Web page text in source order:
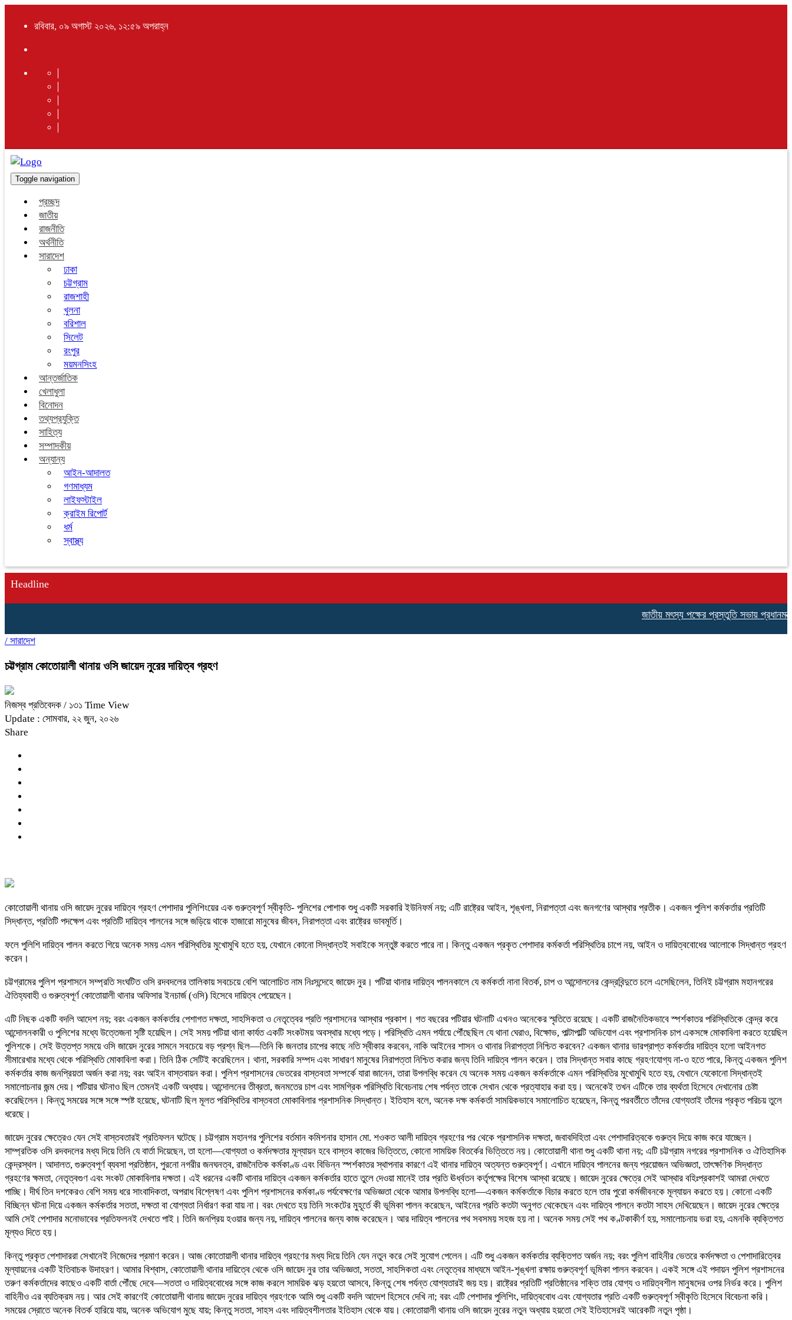
রবিবার, ০৯ অগাস্ট ২০২৬, ১২:৫৯ অপরাহ্ন
Toggle navigation
প্রচ্ছদ
জাতীয়
রাজনীতি
অর্থনীতি
সারাদেশ
ঢাকা
চট্টগ্রাম
রাজশাহী
খুলনা
বরিশাল
সিলেট
রংপুর
ময়মনসিংহ
আন্তর্জাতিক
খেলাধুলা
বিনোদন
তথ্যপ্রযুক্তি
সাহিত্য
সম্পাদকীয়
অন্যান্য
আইন-আদালত
গণমাধ্যম
লাইফস্টাইল
ক্রাইম রিপোর্ট
ধর্ম
স্বাস্থ্য
Headline
জাতীয় মৎস্য পক্ষের প্রস্তুতি সভায় প্রধানমন্ত্রীর
/ সারাদেশ
চট্টগ্রাম কোতোয়ালী থানায় ওসি জায়েদ নুরের দায়িত্ব গ্রহণ
নিজস্ব প্রতিবেদক / ১৩১ Time View
Update : সোমবার, ২২ জুন, ২০২৬
Share
কোতোয়ালী থানায় ওসি জায়েদ নুরের দায়িত্ব গ্রহণ পেশাদার পুলিশিংয়ের এক গুরুত্বপূর্ণ স্বীকৃতি- পুলিশের পোশাক শুধু একটি সরকারি ইউনিফর্ম নয়; এটি রাষ্ট্রের আইন, শৃঙ্খলা, নিরাপত্তা এবং জনগণের আস্থার প্রতীক। একজন পুলিশ কর্মকর্তার প্রতিটি
সিদ্ধান্ত, প্রতিটি পদক্ষেপ এবং প্রতিটি দায়িত্ব পালনের সঙ্গে জড়িয়ে থাকে হাজারো মানুষের জীবন, নিরাপত্তা এবং রাষ্ট্রের ভাবমূর্তি।
ফলে পুলিশি দায়িত্ব পালন করতে গিয়ে অনেক সময় এমন পরিস্থিতির মুখোমুখি হতে হয়, যেখানে কোনো সিদ্ধান্তই সবাইকে সন্তুষ্ট করতে পারে না। কিন্তু একজন প্রকৃত পেশাদার কর্মকর্তা পরিস্থিতির চাপে নয়, আইন ও দায়িত্ববোধের আলোকে সিদ্ধান্ত গ্রহণ
করেন।
চট্টগ্রামের পুলিশ প্রশাসনে সম্প্রতি সংঘটিত ওসি রদবদলের তালিকায় সবচেয়ে বেশি আলোচিত নাম নিঃসন্দেহে জায়েদ নুর। পটিয়া থানার দায়িত্ব পালনকালে যে কর্মকর্তা নানা বিতর্ক, চাপ ও আন্দোলনের কেন্দ্রবিন্দুতে চলে এসেছিলেন, তিনিই চট্টগ্রাম মহানগরের
ঐতিহ্যবাহী ও গুরুত্বপূর্ণ কোতোয়ালী থানার অফিসার ইনচার্জ (ওসি) হিসেবে দায়িত্ব পেয়েছেন।
এটি নিছক একটি বদলি আদেশ নয়; বরং একজন কর্মকর্তার পেশাগত দক্ষতা, সাহসিকতা ও নেতৃত্বের প্রতি প্রশাসনের আস্থার প্রকাশ। গত বছরের পটিয়ার ঘটনাটি এখনও অনেকের স্মৃতিতে রয়েছে। একটি রাজনৈতিকভাবে স্পর্শকাতর পরিস্থিতিকে কেন্দ্র করে
আন্দোলনকারী ও পুলিশের মধ্যে উত্তেজনা সৃষ্টি হয়েছিল। সেই সময় পটিয়া থানা কার্যত একটি সংকটময় অবস্থার মধ্যে পড়ে। পরিস্থিতি এমন পর্যায়ে পৌঁছেছিল যে থানা ঘেরাও, বিক্ষোভ, পাল্টাপাল্টি অভিযোগ এবং প্রশাসনিক চাপ একসঙ্গে মোকাবিলা করতে হয়েছিল
পুলিশকে। সেই উত্তপ্ত সময়ে ওসি জায়েদ নুরের সামনে সবচেয়ে বড় প্রশ্ন ছিল—তিনি কি জনতার চাপের কাছে নতি স্বীকার করবেন, নাকি আইনের শাসন ও থানার নিরাপত্তা নিশ্চিত করবেন? একজন থানার ভারপ্রাপ্ত কর্মকর্তার দায়িত্ব হলো আইনগত
সীমারেখার মধ্যে থেকে পরিস্থিতি মোকাবিলা করা। তিনি ঠিক সেটিই করেছিলেন। থানা, সরকারি সম্পদ এবং সাধারণ মানুষের নিরাপত্তা নিশ্চিত করার জন্য তিনি দায়িত্ব পালন করেন। তার সিদ্ধান্ত সবার কাছে গ্রহণযোগ্য না-ও হতে পারে, কিন্তু একজন পুলিশ
কর্মকর্তার কাজ জনপ্রিয়তা অর্জন করা নয়; বরং আইন বাস্তবায়ন করা। পুলিশ প্রশাসনের ভেতরের বাস্তবতা সম্পর্কে যারা জানেন, তারা উপলব্ধি করেন যে অনেক সময় একজন কর্মকর্তাকে এমন পরিস্থিতির মুখোমুখি হতে হয়, যেখানে যেকোনো সিদ্ধান্তই
সমালোচনার জন্ম দেয়। পটিয়ার ঘটনাও ছিল তেমনই একটি অধ্যায়। আন্দোলনের তীব্রতা, জনমতের চাপ এবং সামগ্রিক পরিস্থিতি বিবেচনায় শেষ পর্যন্ত তাকে সেখান থেকে প্রত্যাহার করা হয়। অনেকেই তখন এটিকে তার ব্যর্থতা হিসেবে দেখানোর চেষ্টা
করেছিলেন। কিন্তু সময়ের সঙ্গে সঙ্গে স্পষ্ট হয়েছে, ঘটনাটি ছিল মূলত পরিস্থিতির বাস্তবতা মোকাবিলার প্রশাসনিক সিদ্ধান্ত। ইতিহাস বলে, অনেক দক্ষ কর্মকর্তা সাময়িকভাবে সমালোচিত হয়েছেন, কিন্তু পরবর্তীতে তাঁদের যোগ্যতাই তাঁদের প্রকৃত পরিচয় তুলে
ধরেছে।
জায়েদ নুরের ক্ষেত্রেও যেন সেই বাস্তবতারই প্রতিফলন ঘটেছে। চট্টগ্রাম মহানগর পুলিশের বর্তমান কমিশনার হাসান মো. শওকত আলী দায়িত্ব গ্রহণের পর থেকে প্রশাসনিক দক্ষতা, জবাবদিহিতা এবং পেশাদারিত্বকে গুরুত্ব দিয়ে কাজ করে যাচ্ছেন।
সাম্প্রতিক ওসি রদবদলের মধ্য দিয়ে তিনি যে বার্তা দিয়েছেন, তা হলো—যোগ্যতা ও কর্মদক্ষতার মূল্যায়ন হবে বাস্তব কাজের ভিত্তিতে, কোনো সাময়িক বিতর্কের ভিত্তিতে নয়। কোতোয়ালী থানা শুধু একটি থানা নয়; এটি চট্টগ্রাম নগরের প্রশাসনিক ও ঐতিহাসিক
কেন্দ্রস্থল। আদালত, গুরুত্বপূর্ণ ব্যবসা প্রতিষ্ঠান, পুরনো নগরীর জনঘনত্ব, রাজনৈতিক কর্মকাণ্ড এবং বিভিন্ন স্পর্শকাতর স্থাপনার কারণে এই থানার দায়িত্ব অত্যন্ত গুরুত্বপূর্ণ। এখানে দায়িত্ব পালনের জন্য প্রয়োজন অভিজ্ঞতা, তাৎক্ষণিক সিদ্ধান্ত
গ্রহণের ক্ষমতা, নেতৃত্বগুণ এবং সংকট মোকাবিলার দক্ষতা। এই ধরনের একটি থানার দায়িত্ব একজন কর্মকর্তার হাতে তুলে দেওয়া মানেই তার প্রতি ঊর্ধ্বতন কর্তৃপক্ষের বিশেষ আস্থা রয়েছে। জায়েদ নুরের ক্ষেত্রে সেই আস্থার বহিঃপ্রকাশই আমরা দেখতে
পাচ্ছি। দীর্ঘ তিন দশকেরও বেশি সময় ধরে সাংবাদিকতা, অপরাধ বিশ্লেষণ এবং পুলিশ প্রশাসনের কর্মকাণ্ড পর্যবেক্ষণের অভিজ্ঞতা থেকে আমার উপলব্ধি হলো—একজন কর্মকর্তাকে বিচার করতে হলে তার পুরো কর্মজীবনকে মূল্যায়ন করতে হয়। কোনো একটি
বিচ্ছিন্ন ঘটনা দিয়ে একজন কর্মকর্তার সততা, দক্ষতা বা যোগ্যতা নির্ধারণ করা যায় না। বরং দেখতে হয় তিনি সংকটের মুহূর্তে কী ভূমিকা পালন করেছেন, আইনের প্রতি কতটা অনুগত থেকেছেন এবং দায়িত্ব পালনে কতটা সাহস দেখিয়েছেন। জায়েদ নুরের ক্ষেত্রে
আমি সেই পেশাদার মনোভাবের প্রতিফলনই দেখতে পাই। তিনি জনপ্রিয় হওয়ার জন্য নয়, দায়িত্ব পালনের জন্য কাজ করেছেন। আর দায়িত্ব পালনের পথ সবসময় সহজ হয় না। অনেক সময় সেই পথ কণ্টকাকীর্ণ হয়, সমালোচনায় ভরা হয়, এমনকি ব্যক্তিগত
মূল্যও দিতে হয়।
কিন্তু প্রকৃত পেশাদাররা সেখানেই নিজেদের প্রমাণ করেন। আজ কোতোয়ালী থানার দায়িত্ব গ্রহণের মধ্য দিয়ে তিনি যেন নতুন করে সেই সুযোগ পেলেন। এটি শুধু একজন কর্মকর্তার ব্যক্তিগত অর্জন নয়; বরং পুলিশ বাহিনীর ভেতরে কর্মদক্ষতা ও পেশাদারিত্বের
মূল্যায়নের একটি ইতিবাচক উদাহরণ। আমার বিশ্বাস, কোতোয়ালী থানার দায়িত্বে থেকে ওসি জায়েদ নুর তার অভিজ্ঞতা, সততা, সাহসিকতা এবং নেতৃত্বের মাধ্যমে আইন-শৃঙ্খলা রক্ষায় গুরুত্বপূর্ণ ভূমিকা পালন করবেন। একই সঙ্গে এই পদায়ন পুলিশ প্রশাসনের
তরুণ কর্মকর্তাদের কাছেও একটি বার্তা পৌঁছে দেবে—সততা ও দায়িত্ববোধের সঙ্গে কাজ করলে সাময়িক ঝড় হয়তো আসবে, কিন্তু শেষ পর্যন্ত যোগ্যতারই জয় হয়। রাষ্ট্রের প্রতিটি প্রতিষ্ঠানের শক্তি তার যোগ্য ও দায়িত্বশীল মানুষদের ওপর নির্ভর করে। পুলিশ
বাহিনীও এর ব্যতিক্রম নয়। আর সেই কারণেই কোতোয়ালী থানায় জায়েদ নুরের দায়িত্ব গ্রহণকে আমি শুধু একটি বদলি আদেশ হিসেবে দেখি না; বরং এটি পেশাদার পুলিশিং, দায়িত্ববোধ এবং যোগ্যতার প্রতি একটি গুরুত্বপূর্ণ স্বীকৃতি হিসেবে বিবেচনা করি।
সময়ের স্রোতে অনেক বিতর্ক হারিয়ে যায়, অনেক অভিযোগ মুছে যায়; কিন্তু সততা, সাহস এবং দায়িত্বশীলতার ইতিহাস থেকে যায়। কোতোয়ালী থানায় ওসি জায়েদ নুরের নতুন অধ্যায় হয়তো সেই ইতিহাসেরই আরেকটি নতুন পৃষ্ঠা।